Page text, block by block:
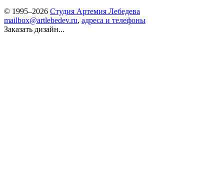
© 1995–2026 Студия Артемия Лебедева
mailbox@artlebedev.ru, адреса и телефоны
Заказать дизайн...